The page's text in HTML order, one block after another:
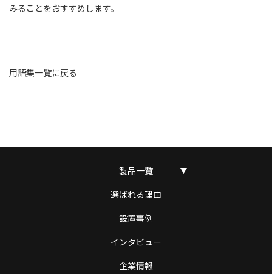
みることをおすすめします。
用語集一覧に戻る
製品一覧
選ばれる理由
設置事例
インタビュー
企業情報